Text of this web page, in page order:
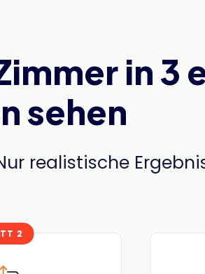
in 3
sehen
realistische
2